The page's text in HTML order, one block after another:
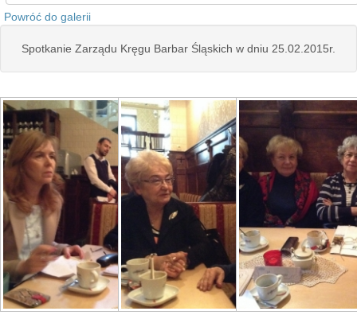
Powróć do galerii
Spotkanie Zarządu Kręgu Barbar Śląskich w dniu 25.02.2015r.